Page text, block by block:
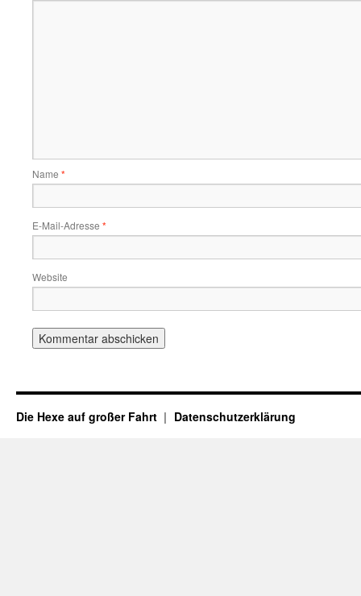
Name *
E-Mail-Adresse *
Website
Die Hexe auf großer Fahrt Datenschutzerklärung